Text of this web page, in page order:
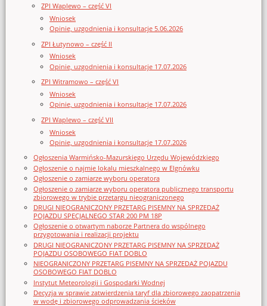
ZPI Waplewo – część VI
Wniosek
Opinie, uzgodnienia i konsultacje 5.06.2026
ZPI Łutynowo – część II
Wniosek
Opinie, uzgodnienia i konsultacje 17.07.2026
ZPI Witramowo – część VI
Wniosek
Opinie, uzgodnienia i konsultacje 17.07.2026
ZPI Waplewo – część VII
Wniosek
Opinie, uzgodnienia i konsultacje 17.07.2026
Ogłoszenia Warmińsko-Mazurskiego Urzędu Wojewódzkiego
Ogłoszenie o najmie lokalu mieszkalnego w Elgnówku
Ogłoszenie o zamiarze wyboru operatora
Ogłoszenie o zamiarze wyboru operatora publicznego transportu
zbiorowego w trybie przetargu nieograniczonego
DRUGI NIEOGRANICZONY PRZETARG PISEMNY NA SPRZEDAŻ
POJAZDU SPECJALNEGO STAR 200 PM 18P
Ogłoszenie o otwartym naborze Partnera do wspólnego
przygotowania i realizacji projektu
DRUGI NIEOGRANICZONY PRZETARG PISEMNY NA SPRZEDAŻ
POJAZDU OSOBOWEGO FIAT DOBLO
NIEOGRANICZONY PRZETARG PISEMNY NA SPRZEDAŻ POJAZDU
OSOBOWEGO FIAT DOBLO
Instytut Meteorologii i Gospodarki Wodnej
Decyzja w sprawie zatwierdzenia taryf dla zbiorowego zaopatrzenia
w wodę i zbiorowego odprowadzania ścieków